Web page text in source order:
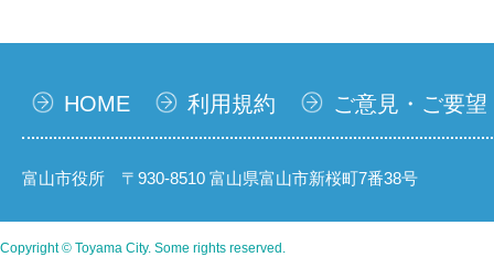
HOME 利用規約 ご意見・ご要望
富山市役所 〒930-8510 富山県富山市新桜町7番38号
Copyright © Toyama City. Some rights reserved.